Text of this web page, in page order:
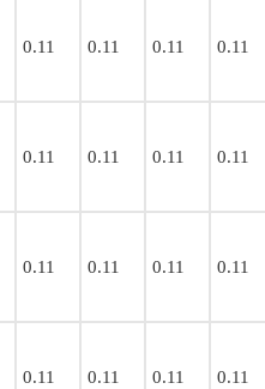
0.11 0.11 0.11 0.11
0.11 0.11 0.11 0.11
0.11 0.11 0.11 0.11
0.11 0.11 0.11 0.11